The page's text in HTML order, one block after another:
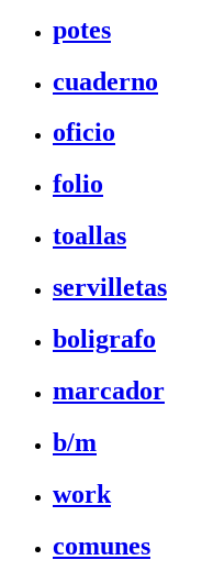
potes
cuaderno
oficio
folio
toallas
servilletas
boligrafo
marcador
b/m
work
comunes